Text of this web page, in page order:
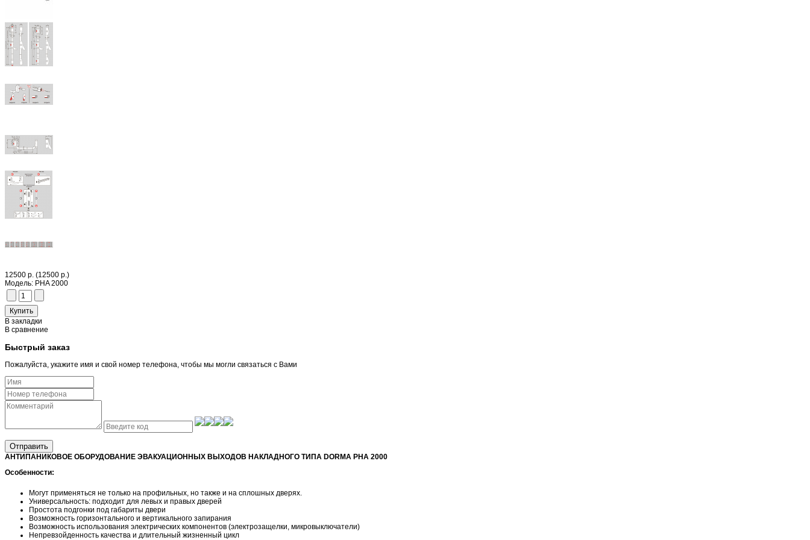
12500 р. (12500 р.)
Модель: PHA 2000
В закладки
В сравнение
Быстрый заказ
Пожалуйста, укажите имя и свой номер телефона, чтобы мы могли связаться с Вами
Отправить
АНТИПАНИКОВОЕ ОБОРУДОВАНИЕ ЭВАКУАЦИОННЫХ ВЫХОДОВ НАКЛАДНОГО ТИПА DORMA PHA 2000
Особенности:
Могут применяться не только на профильных, но также и на сплошных дверях.
Универсальность: подходит для левых и правых дверей
Простота подгонки под габариты двери
Возможность горизонтального и вертикального запирания
Возможность использования электрических компонентов (электрозащелки, микровыключатели)
Непревзойденность качества и длительный жизненный цикл